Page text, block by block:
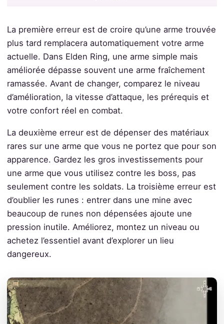
La première erreur est de croire qu’une arme trouvée
plus tard remplacera automatiquement votre arme
actuelle. Dans Elden Ring, une arme simple mais
améliorée dépasse souvent une arme fraîchement
ramassée. Avant de changer, comparez le niveau
d’amélioration, la vitesse d’attaque, les prérequis et
votre confort réel en combat.
La deuxième erreur est de dépenser des matériaux
rares sur une arme que vous ne portez que pour son
apparence. Gardez les gros investissements pour
une arme que vous utilisez contre les boss, pas
seulement contre les soldats. La troisième erreur est
d’oublier les runes : entrer dans une mine avec
beaucoup de runes non dépensées ajoute une
pression inutile. Améliorez, montez un niveau ou
achetez l’essentiel avant d’explorer un lieu
dangereux.